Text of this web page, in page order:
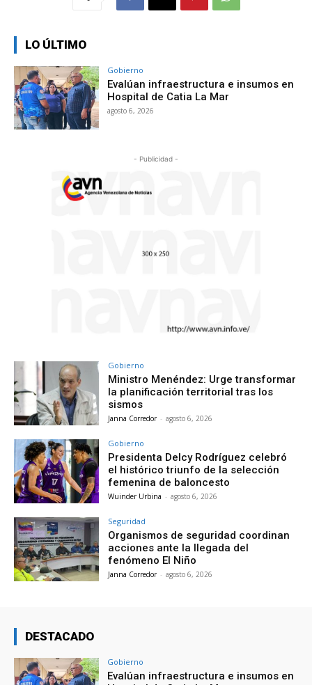
LO ÚLTIMO
Gobierno
Evalúan infraestructura e insumos en
Hospital de Catia La Mar
agosto 6, 2026
- Publicidad -
Gobierno
Ministro Menéndez: Urge transformar
la planificación territorial tras los
sismos
Janna Corredor - agosto 6, 2026
Gobierno
Presidenta Delcy Rodríguez celebró
el histórico triunfo de la selección
femenina de baloncesto
Wuinder Urbina - agosto 6, 2026
Seguridad
Organismos de seguridad coordinan
acciones ante la llegada del
fenómeno El Niño
Janna Corredor - agosto 6, 2026
DESTACADO
Gobierno
Evalúan infraestructura e insumos en